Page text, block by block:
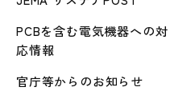
PCBを含む電気機器への対
応情報
官庁等からのお知らせ